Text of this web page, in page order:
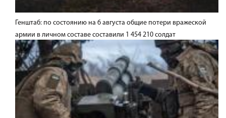
Генштаб: по состоянию на 6 августа общие потери вражеской
армии в личном составе составили 1 454 210 солдат